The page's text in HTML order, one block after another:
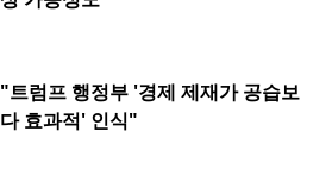
"트럼프 행정부 '경제 제재가 공습보
다 효과적' 인식"